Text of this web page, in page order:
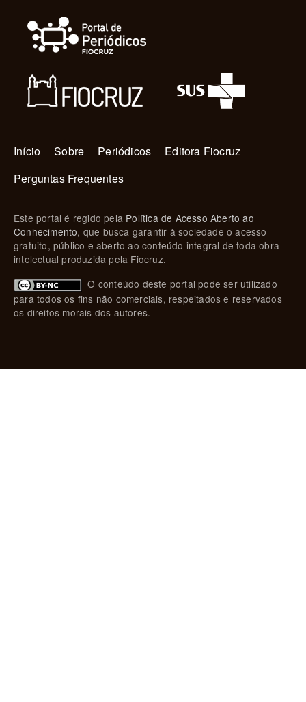
Navegação principal
Início Sobre Periódicos
Editora Fiocruz
Perguntas Frequentes
Este portal é regido pela Política de Acesso Aberto ao
Conhecimento, que busca garantir à sociedade o acesso
gratuito, público e aberto ao conteúdo integral de toda obra
intelectual produzida pela Fiocruz.
O conteúdo deste portal pode ser utilizado
para todos os fins não comerciais, respeitados e reservados
os direitos morais dos autores.